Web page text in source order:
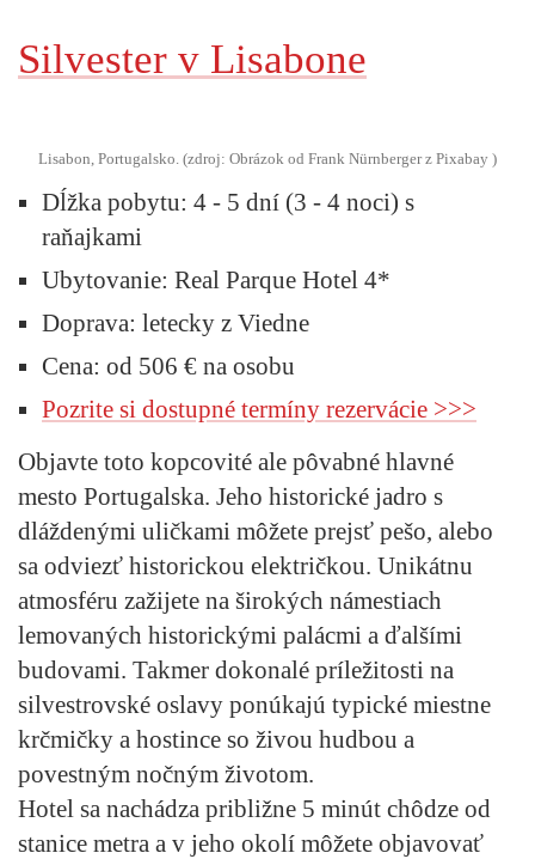
Silvester v Lisabone
Lisabon, Portugalsko. (zdroj: Obrázok od Frank Nürnberger z Pixabay )
Dĺžka pobytu: 4 - 5 dní (3 - 4 noci) s
raňajkami
Ubytovanie: Real Parque Hotel 4*
Doprava: letecky z Viedne
Cena: od 506 € na osobu
Pozrite si dostupné termíny rezervácie >>>
Objavte toto kopcovité ale pôvabné hlavné
mesto Portugalska. Jeho historické jadro s
dláždenými uličkami môžete prejsť pešo, alebo
sa odviezť historickou električkou. Unikátnu
atmosféru zažijete na širokých námestiach
lemovaných historickými palácmi a ďalšími
budovami. Takmer dokonalé príležitosti na
silvestrovské oslavy ponúkajú typické miestne
krčmičky a hostince so živou hudbou a
povestným nočným životom.
Hotel sa nachádza približne 5 minút chôdze od
stanice metra a v jeho okolí môžete objavovať